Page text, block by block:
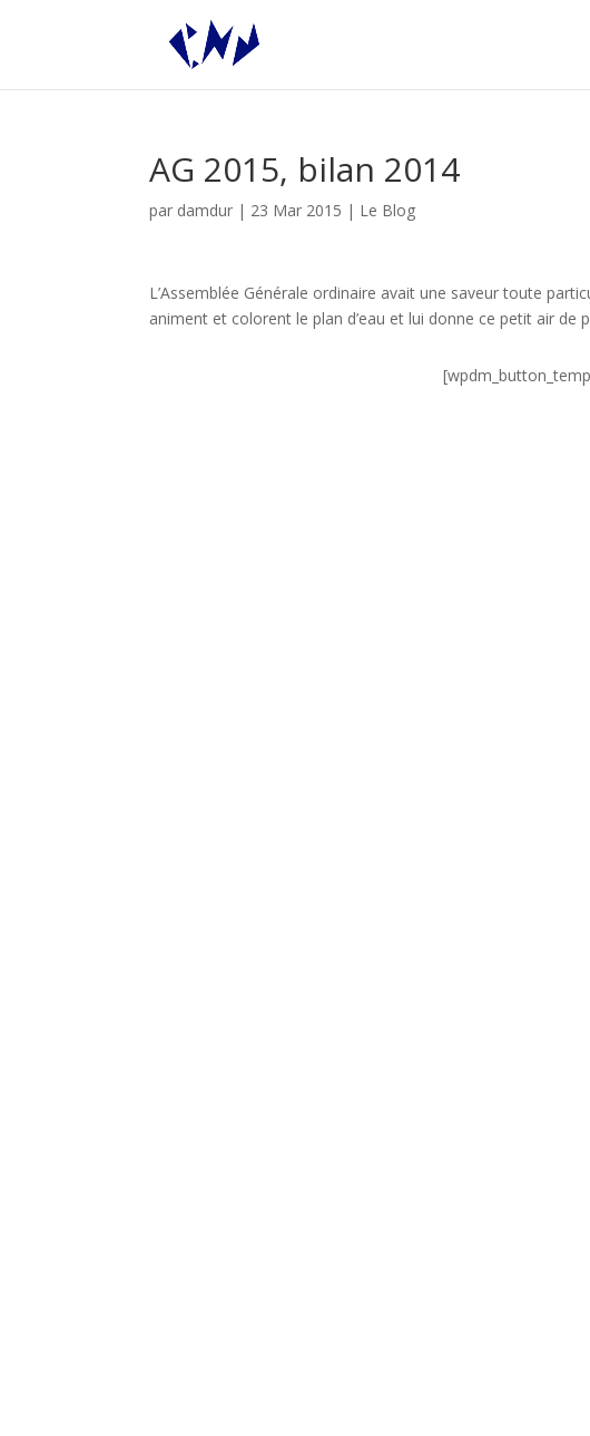
AG 2015, bilan 2014
par damdur | 23 Mar 2015 | Le Blog
L’Assemblée Générale ordinaire avait une saveur toute
animent et colorent le plan d’eau et lui donne ce petit air de